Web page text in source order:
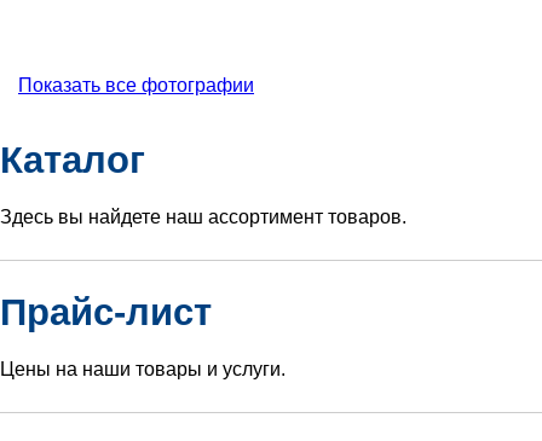
Показать все фотографии
Каталог
Здесь вы найдете наш ассортимент товаров.
Прайс-лист
Цены на наши товары и услуги.